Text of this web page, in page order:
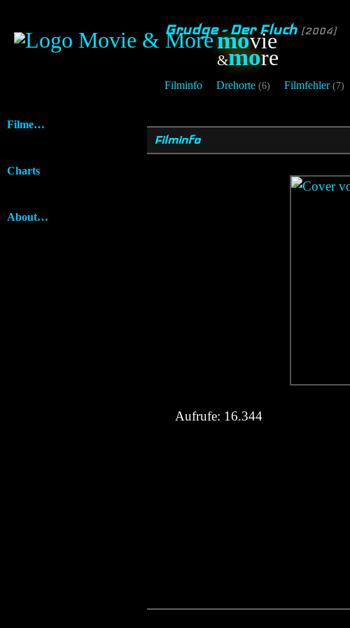
movie
&more
Grudge - Der Fluch [2004]
Filminfo Drehorte (6) Filmfehler (7)
Filme…
Charts
About…
Filminfo
Aufrufe: 16.344